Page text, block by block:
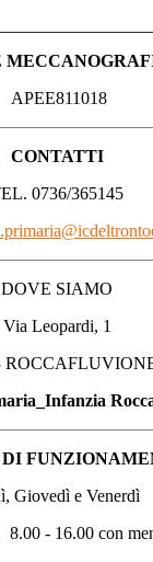
APEE811018
CONTATTI
0736/365145
DOVE SIAMO
Via Leopardi, 1
Giovedì e Venerdì
- 16.00 con